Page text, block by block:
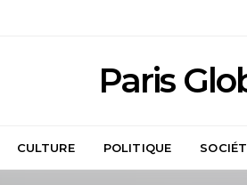
Paris
CULTURE POLITIQUE